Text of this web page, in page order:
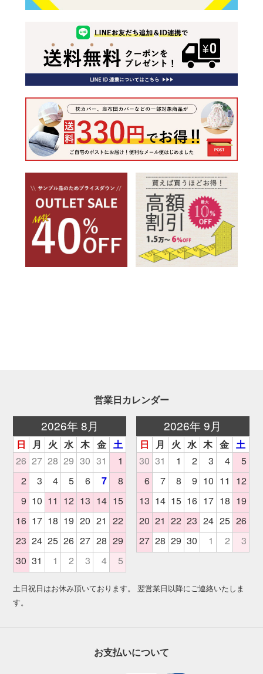
営業日カレンダー
土日祝日はお休み頂いております。 翌営業日以降にご連絡いたしま
す。
お支払いについて